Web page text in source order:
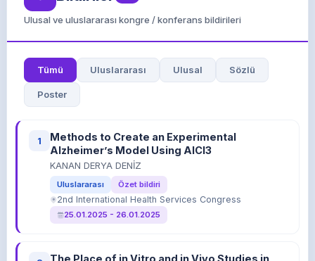
Ulusal ve uluslararası kongre / konferans bildirileri
Tümü Uluslararası Ulusal Sözlü
Poster
1
Methods to Create an Experimental
Alzheimer’s Model Using AlCl3
KANAN DERYA DENİZ
Uluslararası Özet bildiri
2nd International Health Services Congress
25.01.2025 - 26.01.2025
The Place of in Vitro and in Vivo Studies in